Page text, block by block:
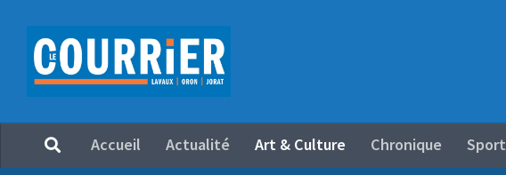
Au dessous du contenu
Accueil Actualité Art & Culture Chronique Sport